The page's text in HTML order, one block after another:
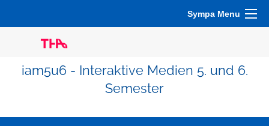
Sympa Menu
iam5u6 - Interaktive Medien 5. und 6.
Semester